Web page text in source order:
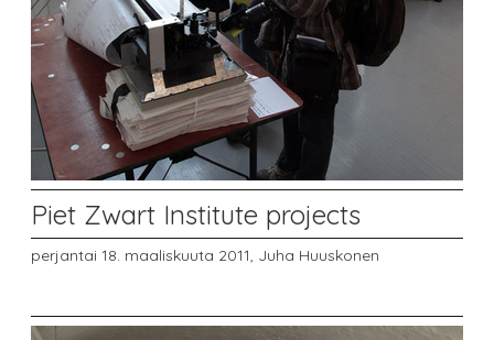
Piet Zwart Institute projects
perjantai 18. maaliskuuta 2011, Juha Huuskonen